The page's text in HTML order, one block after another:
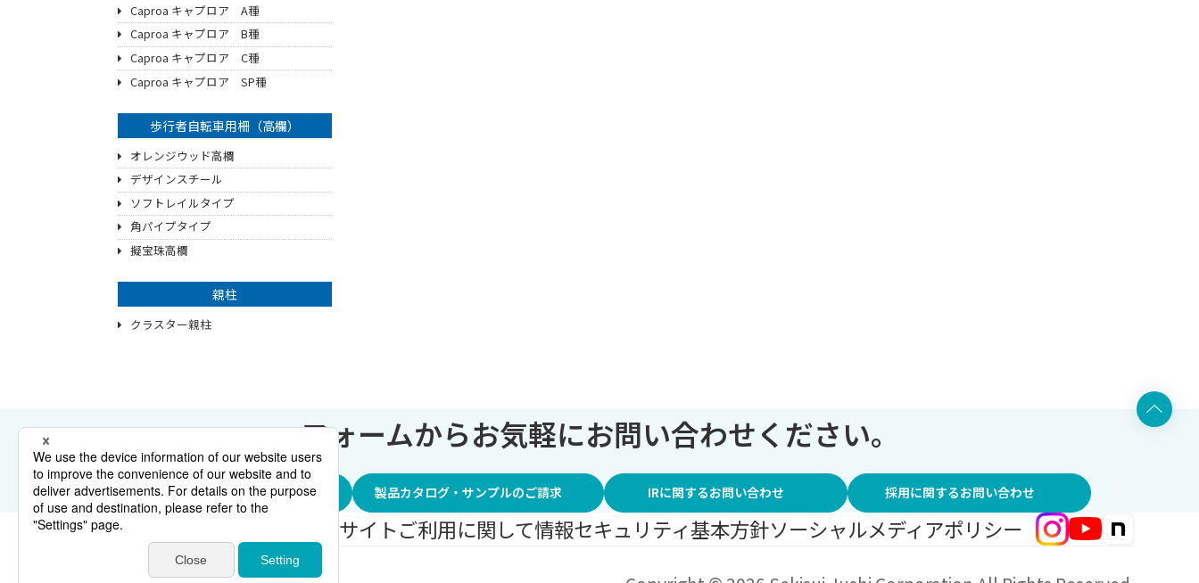
Caproa キャプロア A種
Caproa キャプロア B種
Caproa キャプロア C種
Caproa キャプロア SP種
歩行者自転車用柵（高欄）
オレンジウッド高欄
デザインスチール
ソフトレイルタイプ
角パイプタイプ
擬宝珠高欄
親柱
クラスター親柱
フォームからお気軽にお問い合わせください。
製品に関するお問い合わせ 製品カタログ・サンプルのご請求 IRに関するお問い合わせ 採用に関するお問い合わせ
サイトマップ サイトご利用に関して情報セキュリティ基本方針ソーシャルメディアポリシー